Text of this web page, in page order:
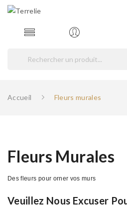
Accueil Fleurs murales
Fleurs Murales
Des fleurs pour orner vos murs
Veuillez Nous Excuser